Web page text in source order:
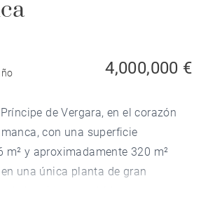
4,000,000 €
de Vergara, en el corazón
con una superficie
m² y aproximadamente 320 m²
una única planta de gran